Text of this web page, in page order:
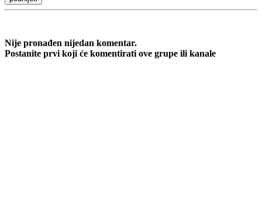
Nije pronađen nijedan komentar.
Postanite prvi koji će komentirati ove grupe ili kanale